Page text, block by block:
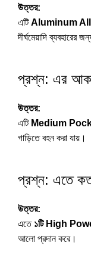
উত্তর:
এটিAluminum
দীর্ঘমেয়াদি ব্যবহারের
প্রশ্ন: এর
উত্তর:
এটি Medium
গাড়িতে বহন করা যায়।
প্রশ্ন: এতে
উত্তর:
এতে ১টি High
আলো প্রদান করে।